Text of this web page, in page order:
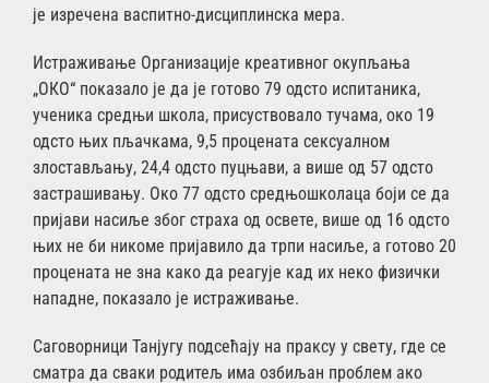
је изречена васпитно-дисциплинска мера.
Истраживање Организације креативног окупљања
„ОКО“ показало је да је готово 79 одсто испитаника,
ученика средњи школа, присуствовало тучама, око 19
одсто њих пљачкама, 9,5 процената сексуалном
злостављању, 24,4 одсто пуцњави, а више од 57 одсто
застрашивању. Око 77 одсто средњошколаца боји се да
пријави насиље због страха од освете, више од 16 одсто
њих не би никоме пријавило да трпи насиље, а готово 20
процената не зна како да реагује кад их неко физички
нападне, показало је истраживање.
Саговорници Танјугу подсећају на праксу у свету, где се
сматра да сваки родитељ има озбиљан проблем ако